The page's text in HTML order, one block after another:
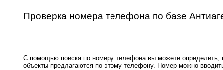
Проверка номера телефона по базе
С помощью поиска по номеру телефона вы можете определить,
объекты предлагаются по этому телефону. Номер можно